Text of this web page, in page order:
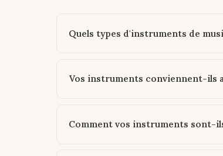
Quels types d'instruments de
Vos instruments conviennent-ils
Comment vos instruments sont-